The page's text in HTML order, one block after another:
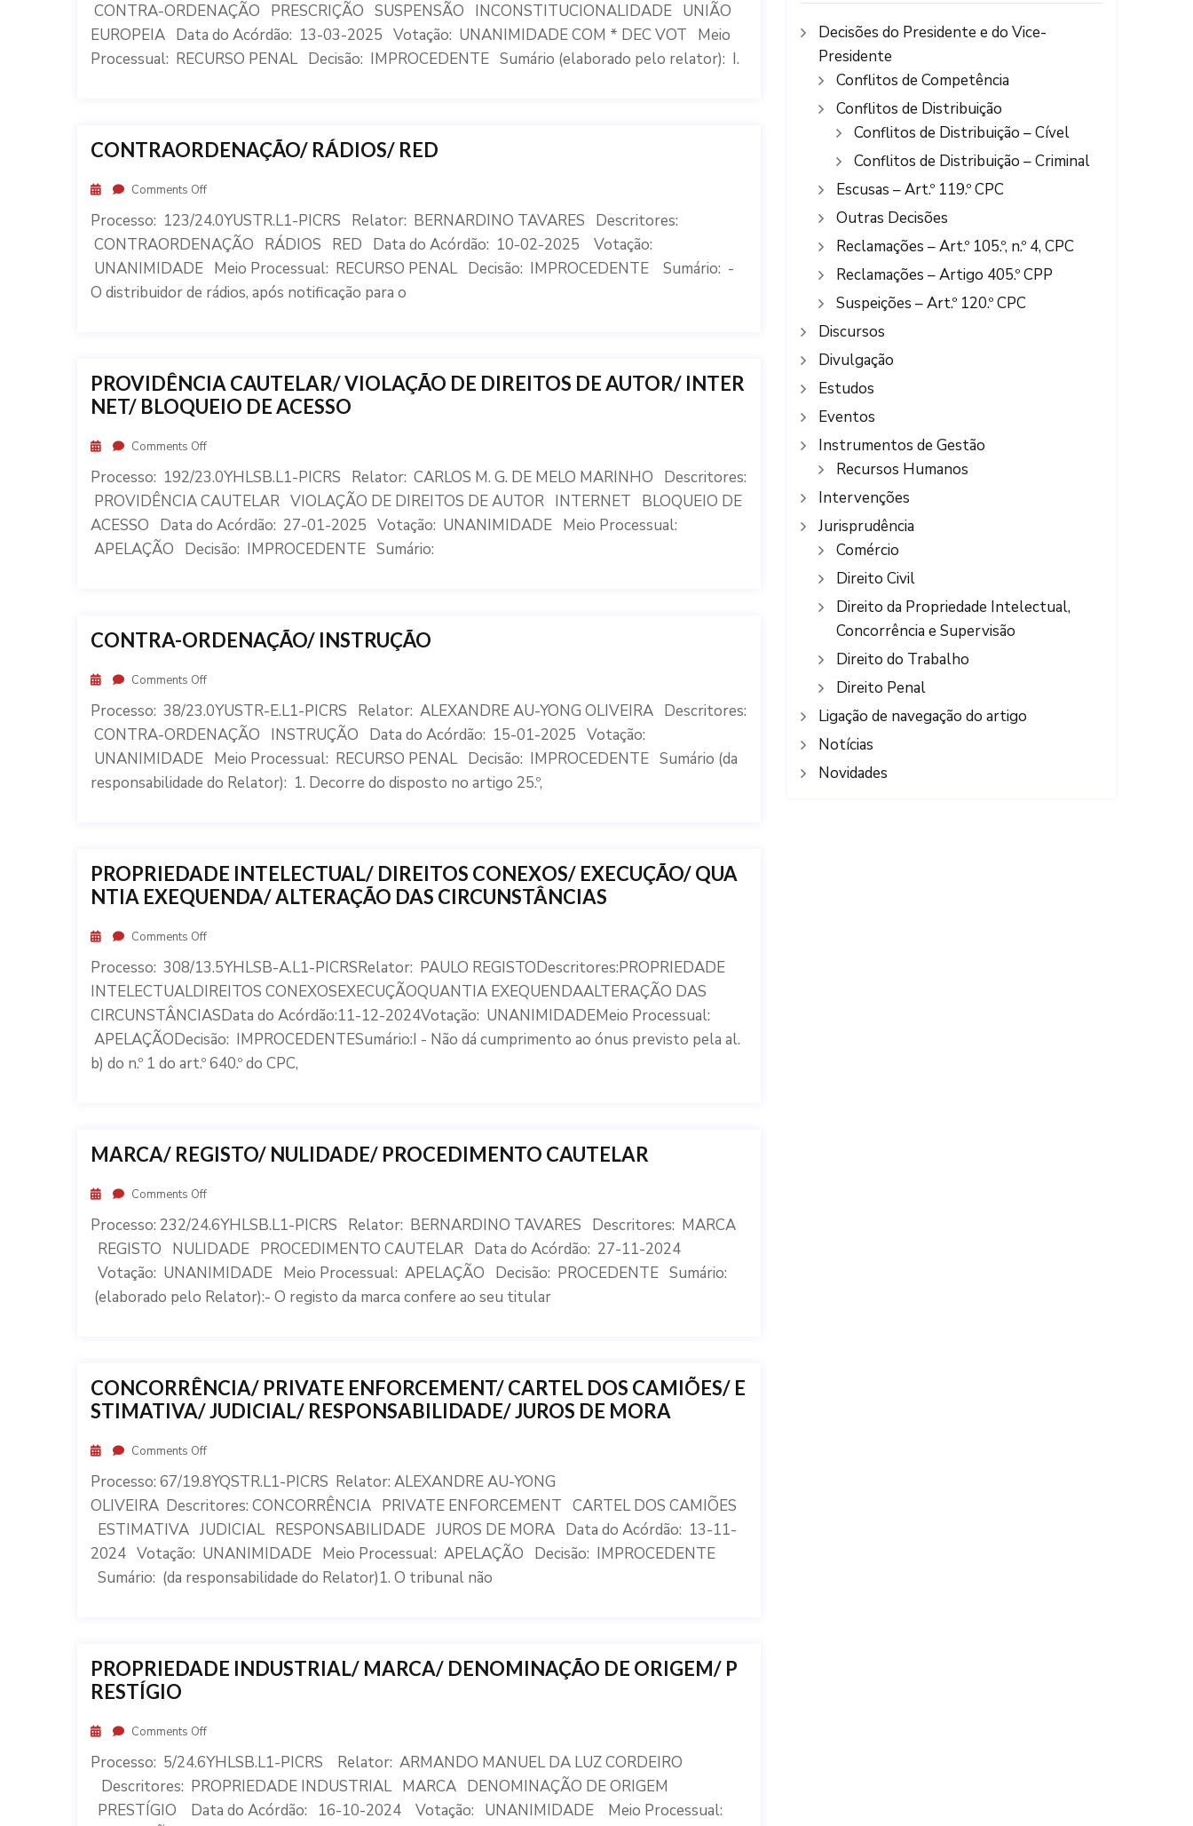
CONTRA-ORDENAÇÃO PRESCRIÇÃO SUSPENSÃO INCONSTITUCIONALIDADE UNIÃO
EUROPEIA Data do Acórdão: 13-03-2025 Votação: UNANIMIDADE COM * DEC VOT Meio
Processual: RECURSO PENAL Decisão: IMPROCEDENTE Sumário (elaborado pelo relator): I.
CONTRAORDENAÇÃO/ RÁDIOS/ RED
Comments Off
Processo: 123/24.0YUSTR.L1-PICRS Relator: BERNARDINO TAVARES Descritores:
CONTRAORDENAÇÃO RÁDIOS RED Data do Acórdão: 10-02-2025 Votação:
UNANIMIDADE Meio Processual: RECURSO PENAL Decisão: IMPROCEDENTE Sumário: -
O distribuidor de rádios, após notificação para o
PROVIDÊNCIA CAUTELAR/ VIOLAÇÃO DE DIREITOS DE AUTOR/ INTER
NET/ BLOQUEIO DE ACESSO
Comments Off
Processo: 192/23.0YHLSB.L1-PICRS Relator: CARLOS M. G. DE MELO MARINHO Descritores:
PROVIDÊNCIA CAUTELAR VIOLAÇÃO DE DIREITOS DE AUTOR INTERNET BLOQUEIO DE
ACESSO Data do Acórdão: 27-01-2025 Votação: UNANIMIDADE Meio Processual:
APELAÇÃO Decisão: IMPROCEDENTE Sumário:
CONTRA-ORDENAÇÃO/ INSTRUÇÃO
Comments Off
Processo: 38/23.0YUSTR-E.L1-PICRS Relator: ALEXANDRE AU-YONG OLIVEIRA Descritores:
CONTRA-ORDENAÇÃO INSTRUÇÃO Data do Acórdão: 15-01-2025 Votação:
UNANIMIDADE Meio Processual: RECURSO PENAL Decisão: IMPROCEDENTE Sumário (da
responsabilidade do Relator): 1. Decorre do disposto no artigo 25.º,
PROPRIEDADE INTELECTUAL/ DIREITOS CONEXOS/ EXECUÇÃO/ QUA
NTIA EXEQUENDA/ ALTERAÇÃO DAS CIRCUNSTÂNCIAS
Comments Off
Processo: 308/13.5YHLSB-A.L1-PICRSRelator: PAULO REGISTODescritores:PROPRIEDADE
INTELECTUALDIREITOS CONEXOSEXECUÇÃOQUANTIA EXEQUENDAALTERAÇÃO DAS
CIRCUNSTÂNCIASData do Acórdão:11-12-2024Votação: UNANIMIDADEMeio Processual:
APELAÇÃODecisão: IMPROCEDENTESumário:I - Não dá cumprimento ao ónus previsto pela al.
b) do n.º 1 do art.º 640.º do CPC,
MARCA/ REGISTO/ NULIDADE/ PROCEDIMENTO CAUTELAR
Comments Off
Processo: 232/24.6YHLSB.L1-PICRS Relator: BERNARDINO TAVARES Descritores: MARCA
REGISTO NULIDADE PROCEDIMENTO CAUTELAR Data do Acórdão: 27-11-2024
Votação: UNANIMIDADE Meio Processual: APELAÇÃO Decisão: PROCEDENTE Sumário:
(elaborado pelo Relator):- O registo da marca confere ao seu titular
CONCORRÊNCIA/ PRIVATE ENFORCEMENT/ CARTEL DOS CAMIÕES/ E
STIMATIVA/ JUDICIAL/ RESPONSABILIDADE/ JUROS DE MORA
Comments Off
Processo: 67/19.8YQSTR.L1-PICRS Relator: ALEXANDRE AU-YONG
OLIVEIRA Descritores: CONCORRÊNCIA PRIVATE ENFORCEMENT CARTEL DOS CAMIÕES
ESTIMATIVA JUDICIAL RESPONSABILIDADE JUROS DE MORA Data do Acórdão: 13-11-
2024 Votação: UNANIMIDADE Meio Processual: APELAÇÃO Decisão: IMPROCEDENTE
Sumário: (da responsabilidade do Relator)1. O tribunal não
PROPRIEDADE INDUSTRIAL/ MARCA/ DENOMINAÇÃO DE ORIGEM/ P
RESTÍGIO
Comments Off
Processo: 5/24.6YHLSB.L1-PICRS Relator: ARMANDO MANUEL DA LUZ CORDEIRO
Descritores: PROPRIEDADE INDUSTRIAL MARCA DENOMINAÇÃO DE ORIGEM
PRESTÍGIO Data do Acórdão: 16-10-2024 Votação: UNANIMIDADE Meio Processual:
Decisões do Presidente e do Vice-
Presidente
Conflitos de Competência
Conflitos de Distribuição
Conflitos de Distribuição – Cível
Conflitos de Distribuição – Criminal
Escusas – Art.º 119.º CPC
Outras Decisões
Reclamações – Art.º 105.º, n.º 4, CPC
Reclamações – Artigo 405.º CPP
Suspeições – Art.º 120.º CPC
Discursos
Divulgação
Estudos
Eventos
Instrumentos de Gestão
Recursos Humanos
Intervenções
Jurisprudência
Comércio
Direito Civil
Direito da Propriedade Intelectual,
Concorrência e Supervisão
Direito do Trabalho
Direito Penal
Ligação de navegação do artigo
Notícias
Novidades